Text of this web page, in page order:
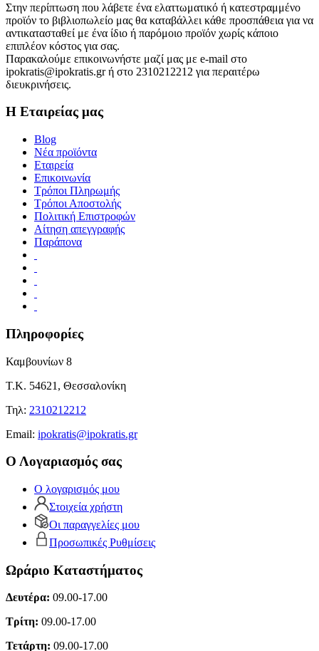
Στην περίπτωση που λάβετε ένα ελαττωματικό ή κατεστραμμένο
προϊόν το βιβλιοπωλείο μας θα καταβάλλει κάθε προσπάθεια για να
αντικατασταθεί με ένα ίδιο ή παρόμοιο προϊόν χωρίς κάποιο
επιπλέον κόστος για σας.
Παρακαλούμε επικοινωνήστε μαζί μας με e-mail στο
ipokratis@ipokratis.gr ή στο 2310212212 για περαιτέρω
διευκρινήσεις.
Η Εταιρείας μας
Blog
Νέα προϊόντα
Εταιρεία
Επικοινωνία
Τρόποι Πληρωμής
Τρόποι Αποστολής
Πολιτική Επιστροφών
Αίτηση απεγγραφής
Παράπονα
Πληροφορίες
Καμβουνίων 8
Τ.Κ. 54621, Θεσσαλονίκη
Τηλ: 2310212212
Εmail: ipokratis@ipokratis.gr
Ο Λογαριασμός σας
Ο λογαρισμός μου
Στοιχεία χρήστη
Οι παραγγελίες μου
Προσωπικές Ρυθμίσεις
Ωράριο Καταστήματος
Δευτέρα: 09.00-17.00
Τρίτη: 09.00-17.00
Τετάρτη: 09.00-17.00